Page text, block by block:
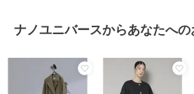
濯後は形を整えて直ちに干してください。
加工は永久的なものではなく、着用あ洗濯
ことにより、効果が低下します。クリーニ
ニング店へ依頼してください。市販のはっ
ナノユニバースからあなたへの